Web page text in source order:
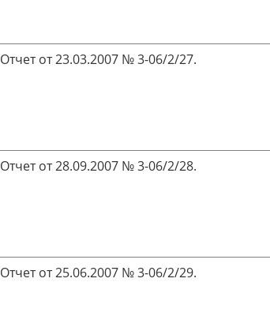
Отчет от 23.03.2007 № 3-06/2/27.
Отчет от 28.09.2007 № 3-06/2/28.
Отчет от 25.06.2007 № 3-06/2/29.